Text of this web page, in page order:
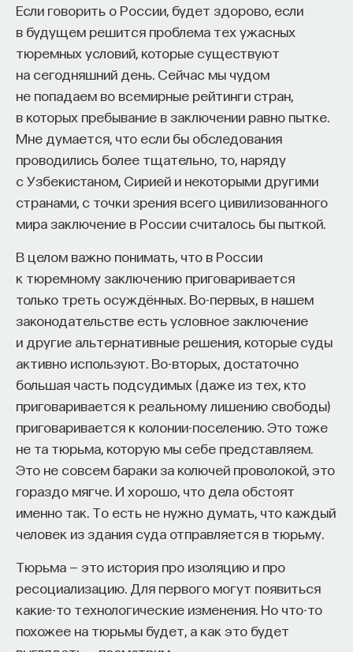
Если говорить о России, будет здорово, если
в будущем решится проблема тех ужасных
тюремных условий, которые существуют
на сегодняшний день. Сейчас мы чудом
не попадаем во всемирные рейтинги стран,
в которых пребывание в заключении равно пытке.
Мне думается, что если бы обследования
проводились более тщательно, то, наряду
с Узбекистаном, Сирией и некоторыми другими
странами, с точки зрения всего цивилизованного
мира заключение в России считалось бы пыткой.
В целом важно понимать, что в России
к тюремному заключению приговаривается
только треть осуждённых. Во-первых, в нашем
законодательстве есть условное заключение
и другие альтернативные решения, которые суды
активно используют. Во-вторых, достаточно
большая часть подсудимых (даже из тех, кто
приговаривается к реальному лишению свободы)
приговаривается к колонии-поселению. Это тоже
не та тюрьма, которую мы себе представляем.
Это не совсем бараки за колючей проволокой, это
гораздо мягче. И хорошо, что дела обстоят
именно так. То есть не нужно думать, что каждый
человек из здания суда отправляется в тюрьму.
Тюрьма — это история про изоляцию и про
ресоциализацию. Для первого могут появиться
какие-то технологические изменения. Но что-то
похожее на тюрьмы будет, а как это будет
то есть забота о том, как человек будет работать
за пределами университета и насколько
эффективным окажется в команде и профессии.
Университет не всегда может точно
предсказать, какие именно рабочие места ждут
выпускника, но сама эта оптика тоже остается
отдельной идеологией. В зависимости от того,
в какой из этих логик работает университет,
у него будут совершенно разные ответы
на вопрос о целях образования».
Университет должен строить
будущее
«Есть представление о том, что университеты
готовят элиту, и отсюда возникает образ сложно
мыслящего, сложно устроенного человека.
Но здесь возникает и другой, гораздо более
трудный вопрос: кто вообще формирует
целеполагание университета и кто задает тот
смысл, на который он работает? Мне кажется,
университет способен быть субъектом —
не просто выполнять внешний заказ,
а самостоятельно выбирать, на какое будущее
он работает. У него должна быть собственная
позиция: сначала определить, какое будущее
он хочет создавать, а затем разворачивать это
в своей деятельности. Когда университет
работает только под заказ, он занимает совсем
другую роль. У классического университета есть
испытуемых отвергли утверждение: «Самое
лучшее в любви — это секс». При этом 61%
женщин и 35% мужчин согласились
с утверждением: «Я был влюблен, не испытывая
никакой потребности в сексе».
Вопрос «Почему мы влюбляемся?» намного более
сложный, чем «Почему мы занимаемся сексом?»,
и здесь нет единой перспективы. Но хоть
категории любви и секса и могут существовать
раздельно, нельзя отрицать, что они сильно
Почему мы влюбляемся?
25 фактов о любви
В СССР секс был… социальным
Это знаменитое выражение — «В СССР секса
нет». На самом деле его появление — чистая
случайность. В 1986 году участница советско-
американского телемоста года Людмила
Ивановна сказала, что в СССР секса нет
на телевидении. Слово «телевидение» убрали,
и осталась только абсурдная фраза, ставшая
впоследствии крылатой. Тем не менее она
в культуре Советского Союза секса «отдельно»
действительно не было. Он был частью более
важной идеи — идеи любви.